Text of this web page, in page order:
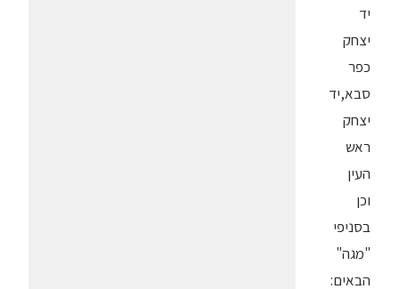
יד
יצחק
כפר
סבא,יד
יצחק
ראש
העין
וכן
בסניפי
"מגה"
הבאים: